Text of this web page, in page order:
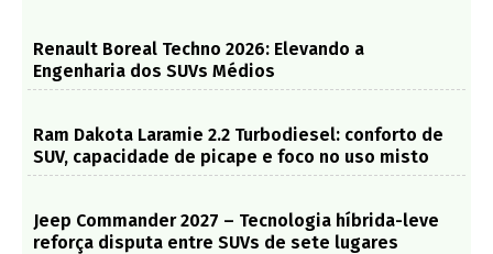
Renault Boreal Techno 2026: Elevando a
Engenharia dos SUVs Médios
Ram Dakota Laramie 2.2 Turbodiesel: conforto de
SUV, capacidade de picape e foco no uso misto
Jeep Commander 2027 – Tecnologia híbrida-leve
reforça disputa entre SUVs de sete lugares